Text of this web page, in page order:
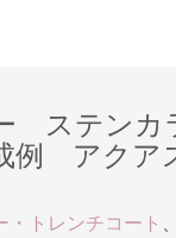
ステン
例 アクア
・トレンチコート 、